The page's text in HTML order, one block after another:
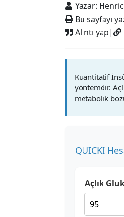
Yazar:
Bu sayfayı
Alıntı yap|
Kuantitatif
yöntemdir.
metabolik
QUICKI
Açlık